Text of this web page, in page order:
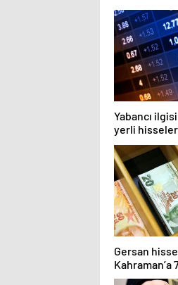
Yabancı
yerli hisseler
Gersan
Kahraman’a
cezası